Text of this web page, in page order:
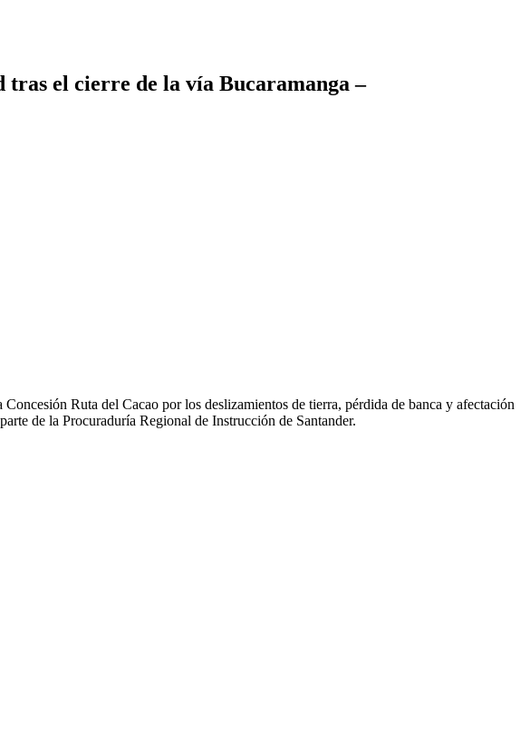
tras el cierre de la vía Bucaramanga –
Ruta del Cacao por los deslizamientos de tierra, pérdida de banca y afectación
de la Procuraduría Regional de Instrucción de Santander.